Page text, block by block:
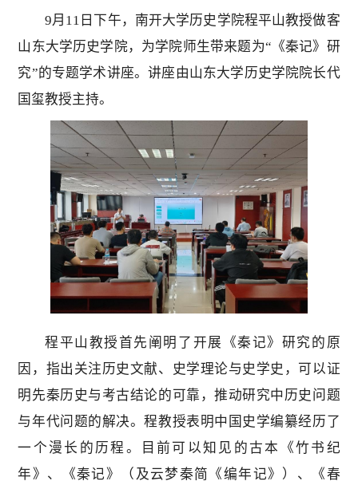
9月11日下午，南开大学历史学院程平山教授做客
山东大学历史学院，为学院师生带来题为“《秦记》研
究”的专题学术讲座。讲座由山东大学历史学院院长代
国玺教授主持。
程平山教授首先阐明了开展《秦记》研究的原
因，指出关注历史文献、史学理论与史学史，可以证
明先秦历史与考古结论的可靠，推动研究中历史问题
与年代问题的解决。程教授表明中国史学编纂经历了
一个漫长的历程。目前可以知见的古本《竹书纪
年》、《秦记》（及云梦秦简《编年记》）、《春